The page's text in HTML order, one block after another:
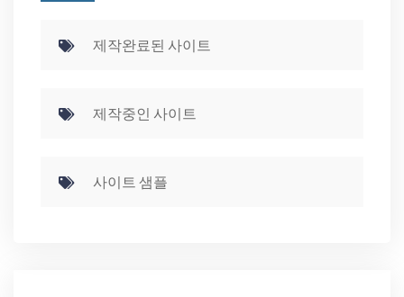
제작완료된 사이트
제작중인 사이트
사이트 샘플